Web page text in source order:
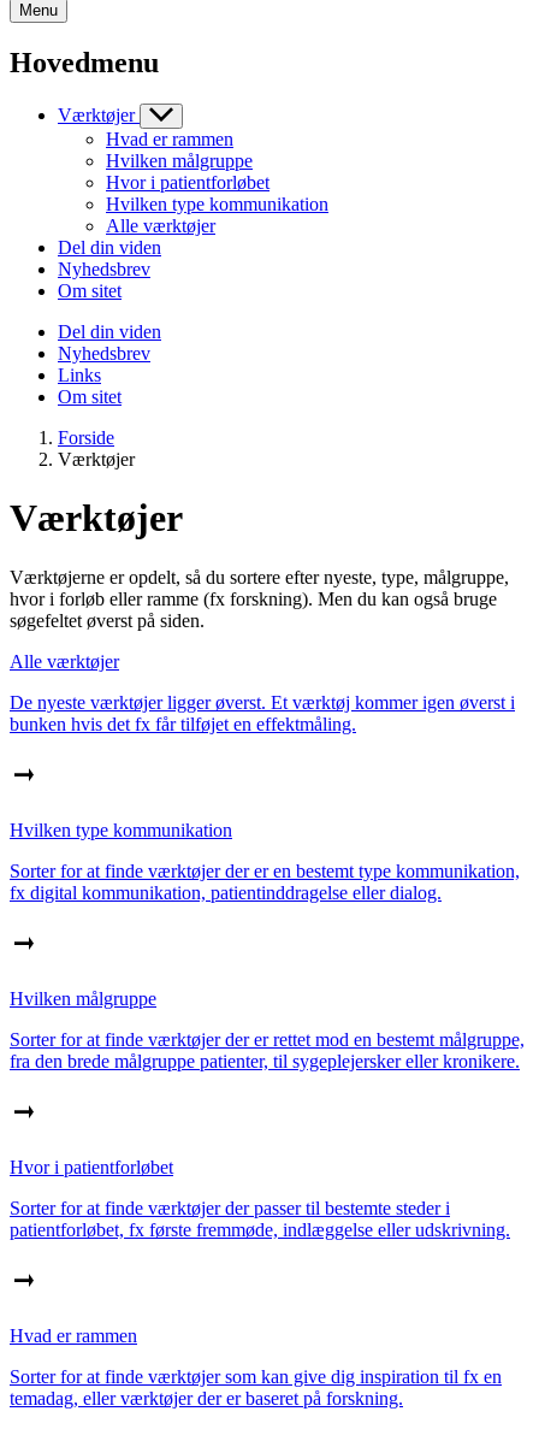
Menu
Hovedmenu
Værktøjer
Hvad er rammen
Hvilken målgruppe
Hvor i patientforløbet
Hvilken type kommunikation
Alle værktøjer
Del din viden
Nyhedsbrev
Om sitet
Del din viden
Nyhedsbrev
Links
Om sitet
Forside
Værktøjer
Værktøjer
Værktøjerne er opdelt, så du sortere efter nyeste, type, målgruppe,
hvor i forløb eller ramme (fx forskning). Men du kan også bruge
søgefeltet øverst på siden.
Alle værktøjer
De nyeste værktøjer ligger øverst. Et værktøj kommer igen øverst i
bunken hvis det fx får tilføjet en effektmåling.
Hvilken type kommunikation
Sorter for at finde værktøjer der er en bestemt type kommunikation,
fx digital kommunikation, patientinddragelse eller dialog.
Hvilken målgruppe
Sorter for at finde værktøjer der er rettet mod en bestemt målgruppe,
fra den brede målgruppe patienter, til sygeplejersker eller kronikere.
Hvor i patientforløbet
Sorter for at finde værktøjer der passer til bestemte steder i
patientforløbet, fx første fremmøde, indlæggelse eller udskrivning.
Hvad er rammen
Sorter for at finde værktøjer som kan give dig inspiration til fx en
temadag, eller værktøjer der er baseret på forskning.